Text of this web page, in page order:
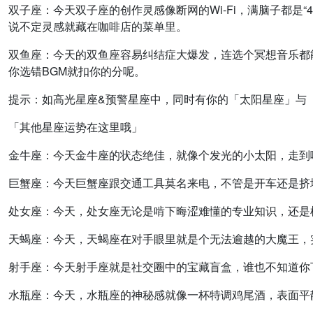
双子座： 今天双子座的创作灵感像断网的Wi-Fi，满脑子都是
说不定灵感就藏在咖啡店的菜单里。
双鱼座： 今天的双鱼座容易纠结症大爆发，连选个冥想音乐
你选错BGM就扣你的分呢。
提示：如高光星座&预警星座中，同时有你的「太阳星座」
「其他星座运势在这里哦」
金牛座： 今天金牛座的状态绝佳，就像个发光的小太阳，走
巨蟹座： 今天巨蟹座跟交通工具莫名来电，不管是开车还是
处女座： 今天，处女座无论是啃下晦涩难懂的专业知识，还
天蝎座： 今天，天蝎座在对手眼里就是个无法逾越的大魔王
射手座： 今天射手座就是社交圈中的宝藏盲盒，谁也不知道
水瓶座： 今天，水瓶座的神秘感就像一杯特调鸡尾酒，表面